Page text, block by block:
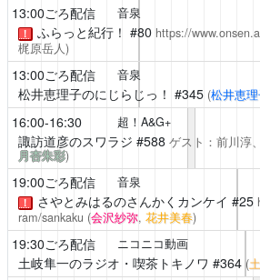
13:00ごろ配信 音泉
！ ふらっと紀行！ #80 https://
梶原岳人)
13:00ごろ配信 音泉
松井恵理子のにじらじっ！ #345 (松井恵
16:00-16:30 超！A&G+
諏訪道彦のスワラジ #588 ゲスト：前川淳、
月杏朱彩)
19:00ごろ配信 音泉
！ さやとみはるのさんかくカンケイ #25
ram/sankaku (会沢紗弥, 花井美春)
19:30ごろ配信 ニコニコ動画
土岐隼一のラジオ・喫茶トキノワ #364 (